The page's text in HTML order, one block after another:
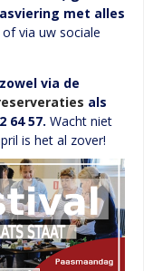
met alles
via uw sociale
via de
als
64 57. Wacht niet
is het al zover!